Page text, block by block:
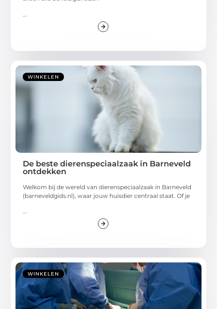
WINKELEN
De beste dierenspeciaalzaak in Barneveld
ontdekken
Welkom bij de wereld van dierenspeciaalzaak in Barneveld
(barneveldgids.nl), waar jouw huisdier centraal staat. Of je
WINKELEN